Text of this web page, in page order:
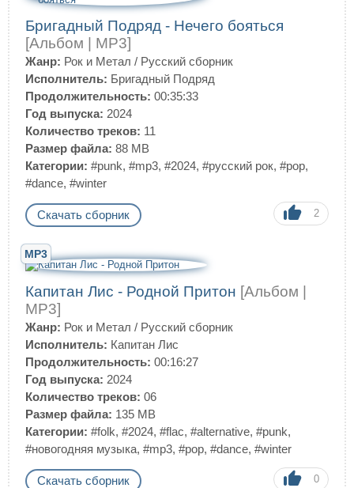
Бригадный Подряд - Нечего бояться
[Альбом | MP3]
Жанр: Рок и Метал / Русский сборник
Исполнитель: Бригадный Подряд
Продолжительность: 00:35:33
Год выпуска: 2024
Количество треков: 11
Размер файла: 88 MB
Категории: #punk, #mp3, #2024, #русский рок, #pop,
#dance, #winter
Скачать сборник 2
MP3
Капитан Лис - Родной Притон [Альбом |
MP3]
Жанр: Рок и Метал / Русский сборник
Исполнитель: Капитан Лис
Продолжительность: 00:16:27
Год выпуска: 2024
Количество треков: 06
Размер файла: 135 MB
Категории: #folk, #2024, #flac, #alternative, #punk,
#новогодняя музыка, #mp3, #pop, #dance, #winter
Скачать сборник 0